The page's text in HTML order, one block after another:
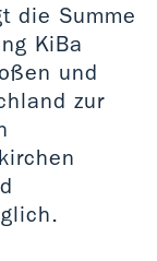
die Summe
KiBa
und
zur